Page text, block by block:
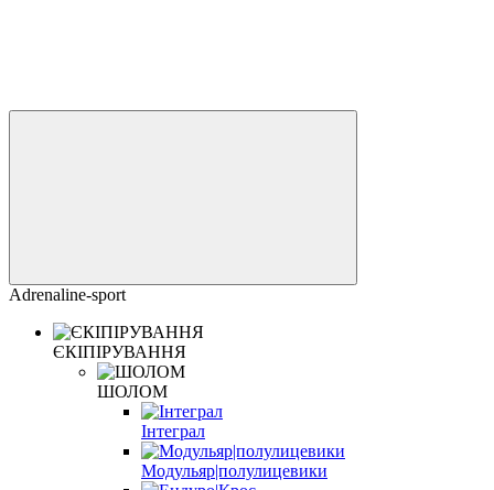
Adrenaline-sport
ЄКІПІРУВАННЯ
ШОЛОМ
Інтеграл
Модульяр|полулицевики